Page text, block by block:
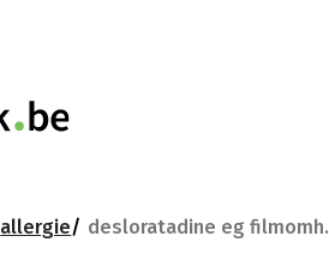
allergie desloratadine eg